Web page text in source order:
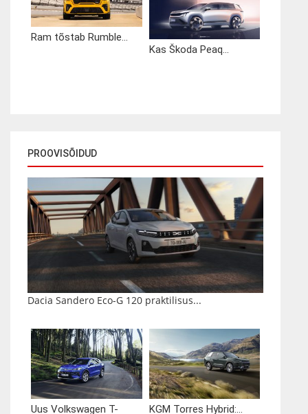
Ram tõstab Rumble...
Kas Škoda Peaq...
PROOVISÕIDUD
Dacia Sandero Eco-G 120 praktilisus...
Uus Volkswagen T- KGM Torres Hybrid:...